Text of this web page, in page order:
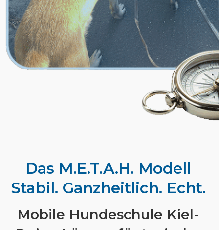
Das M.E.T.A.H. Modell
Stabil. Ganzheitlich. Echt.
Mobile Hundeschule Kiel-